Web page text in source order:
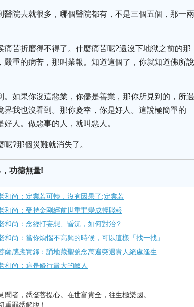
院去就很多，哪個醫院都有，不是三個五個，那一兩
苦折磨得不得了。什麼痛苦呢?還沒下地獄之前的那
重的病苦，那叫業報。知道這個了，你就知道佛所說
如果你沒這惡業，你儘是善業，那你所見到的，所遇
我也沒看到。那你慶幸，你是好人。這說極簡單的
人。做惡事的人，就叫惡人。
?那個災難就消失了。
功德無量!
和尚：定業若可轉，沒有因​果了;定業若
和尚：受持金剛經前世重罪變成輕賤報
和尚：念經打​妄想、昏沉，如何對治？
和尚：當你煩惱不高興的時候，可以這樣「找一找」
薩感應實錄：誦地藏聖號念萬遍突遇貴人絕處逢生
和尚：這是修行最大​的敵人
者，悉發菩提心。在世富貴全，往生極樂國。
重罪悉解脫！